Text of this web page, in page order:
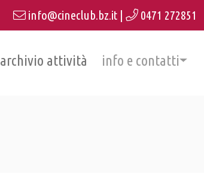
info@cineclub.bz.it 0471 272851
archivio attività info e contatti